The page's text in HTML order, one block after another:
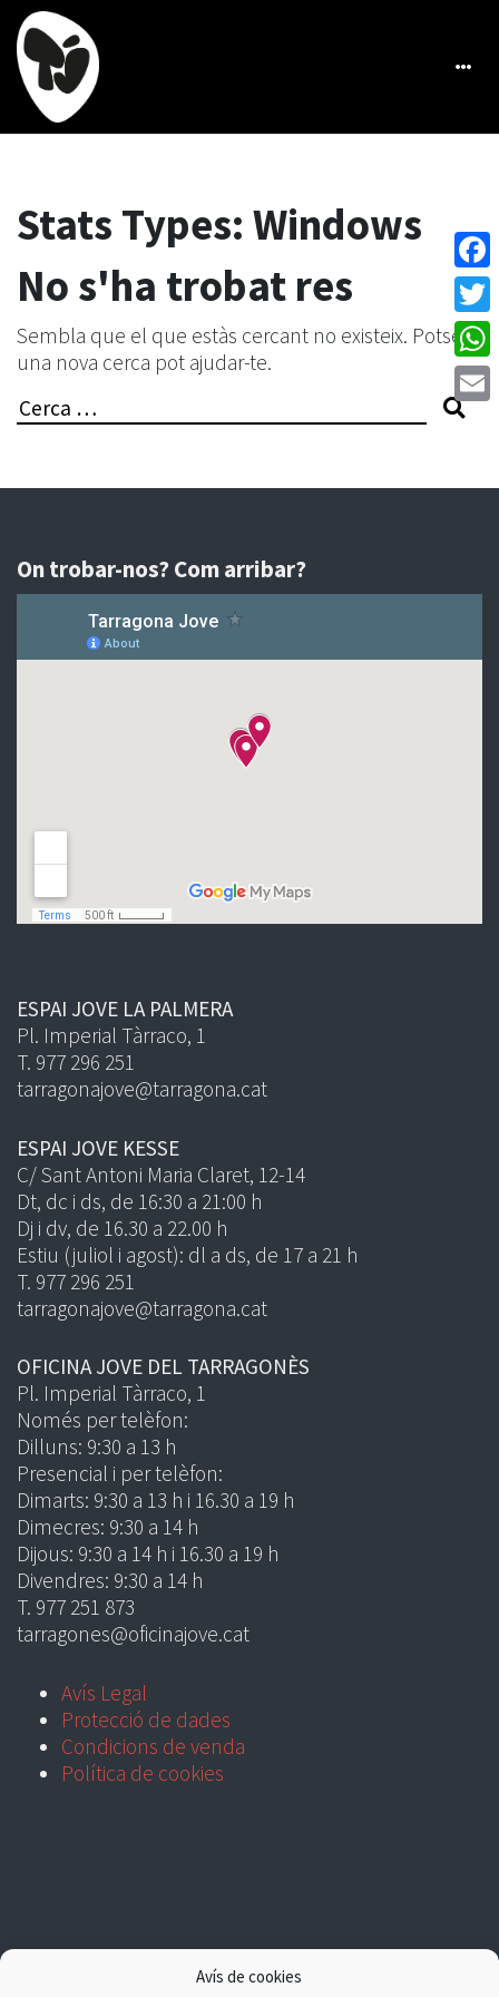
Avís de cookies
Stats Types: Windows
No s'ha trobat res
Sembla que el que estàs cercant no existeix. Potser
una nova cerca pot ajudar-te.
Search
On trobar-nos? Com arribar?
ESPAI JOVE LA PALMERA
Pl. Imperial Tàrraco, 1
T. 977 296 251
tarragonajove@tarragona.cat
ESPAI JOVE KESSE
C/ Sant Antoni Maria Claret, 12-14
Dt, dc i ds, de 16:30 a 21:00 h
Dj i dv, de 16.30 a 22.00 h
Estiu (juliol i agost): dl a ds, de 17 a 21 h
T. 977 296 251
tarragonajove@tarragona.cat
OFICINA JOVE DEL TARRAGONÈS
Pl. Imperial Tàrraco, 1
Només per telèfon:
Dilluns: 9:30 a 13 h
Presencial i per telèfon:
Dimarts: 9:30 a 13 h i 16.30 a 19 h
Dimecres: 9:30 a 14 h
Dijous: 9:30 a 14 h i 16.30 a 19 h
Divendres: 9:30 a 14 h
T. 977 251 873
tarragones@oficinajove.cat
Avís Legal
Protecció de dades
Condicions de venda
Política de cookies